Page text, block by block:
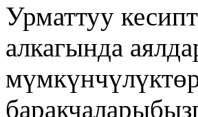
Урматтуу
алкагында